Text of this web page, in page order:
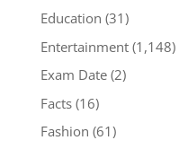
Education (31)
Entertainment(1,148)
Exam Date(2)
Facts(16)
Fashion (61)